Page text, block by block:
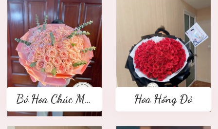
Bó Hoa Chúc Mừng Hoa Hồng Đỏ